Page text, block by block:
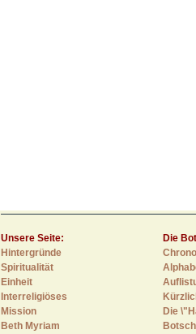
Unsere Seite:
Hintergründe
Spiritualität
Einheit
Interreligiöses
Mission
Beth Myriam
Die
Die